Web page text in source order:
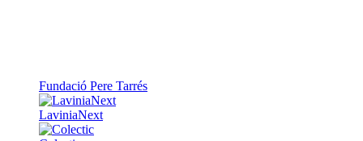
Fundació Pere Tarrés
LaviniaNext